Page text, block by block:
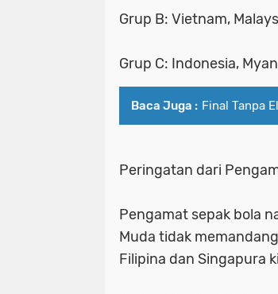
Grup B: Vietnam,
Grup C: Indonesia,
Baca Juga : Final Tanpa
Peringatan dari
Pengamat sepak bola
Muda tidak
Filipina dan Singapura